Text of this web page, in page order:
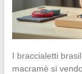
I braccialetti
macramè si